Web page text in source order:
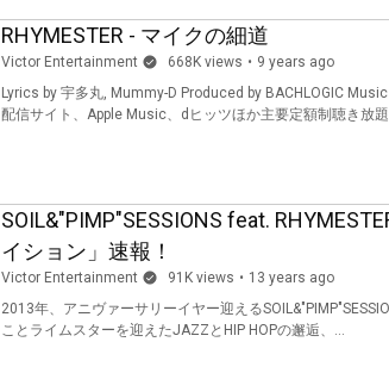
RHYMESTER - マイクの細道
Victor Entertainment 668K views
9 years ago
Lyrics by 宇多丸, Mummy-D Produced by BACHLOGIC Music Video
配信サイト、Apple Music、dヒッツほか主要定額制聴き放
SOIL&"PIMP"SESSIONS feat.
イション」速報！
Victor Entertainment 91K views
13 years ago
2013年、アニヴァーサリーイヤー迎える
ことライムスターを迎えたJAZZとHIP HOPの邂逅、...